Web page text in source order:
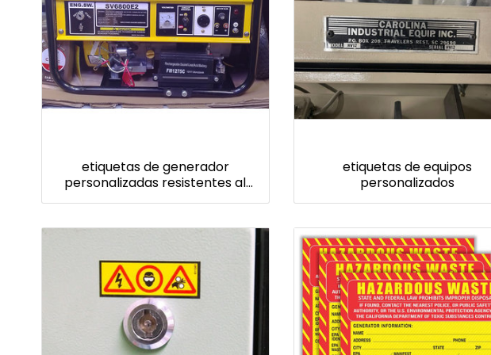
etiquetas de generador
personalizadas resistentes al
calor
etiquetas de equipos
personalizados